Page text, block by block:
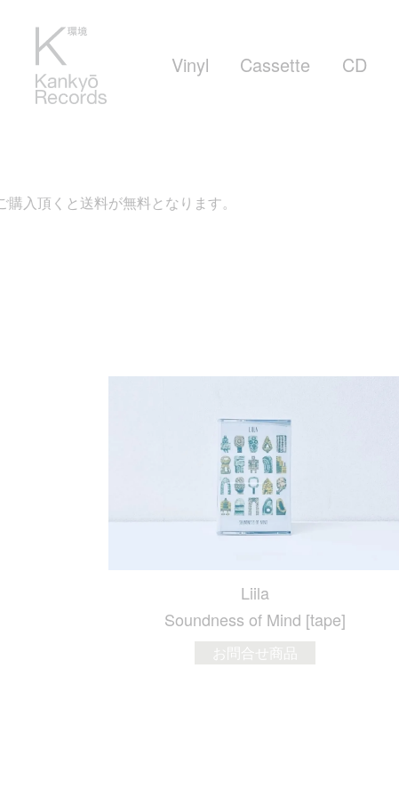
Vinyl Cassette CD
くと送料が無料となります。
Liila
Soundness of Mind [tape]
お問合せ商品